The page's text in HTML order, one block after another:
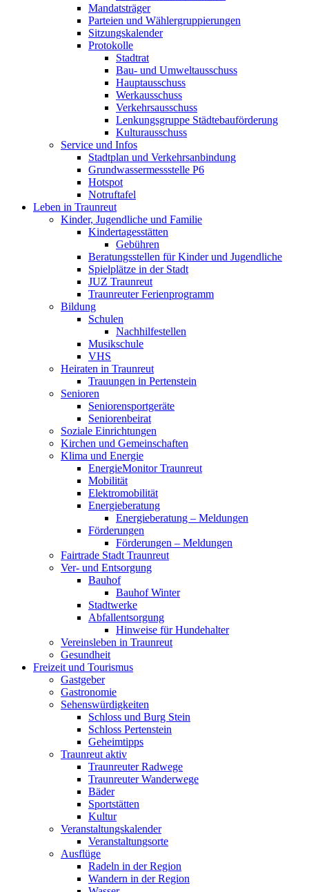
Mandatsträger
Parteien und Wählergruppierungen
Sitzungskalender
Protokolle
Stadtrat
Bau- und Umweltausschuss
Hauptausschuss
Werkausschuss
Verkehrsausschuss
Lenkungsgruppe Städtebauförderung
Kulturausschuss
Service und Infos
Stadtplan und Verkehrsanbindung
Grundwassermessstelle P6
Hotspot
Notruftafel
Leben in Traunreut
Kinder, Jugendliche und Familie
Kindertagesstätten
Gebühren
Beratungsstellen für Kinder und Jugendliche
Spielplätze in der Stadt
JUZ Traunreut
Traunreuter Ferienprogramm
Bildung
Schulen
Nachhilfestellen
Musikschule
VHS
Heiraten in Traunreut
Trauungen in Pertenstein
Senioren
Seniorensportgeräte
Seniorenbeirat
Soziale Einrichtungen
Kirchen und Gemeinschaften
Klima und Energie
EnergieMonitor Traunreut
Mobilität
Elektromobilität
Energieberatung
Energieberatung – Meldungen
Förderungen
Förderungen – Meldungen
Fairtrade Stadt Traunreut
Ver- und Entsorgung
Bauhof
Bauhof Winter
Stadtwerke
Abfallentsorgung
Hinweise für Hundehalter
Vereinsleben in Traunreut
Gesundheit
Freizeit und Tourismus
Gastgeber
Gastronomie
Sehenswürdigkeiten
Schloss und Burg Stein
Schloss Pertenstein
Geheimtipps
Traunreut aktiv
Traunreuter Radwege
Traunreuter Wanderwege
Bäder
Sportstätten
Kultur
Veranstaltungskalender
Veranstaltungsorte
Ausflüge
Radeln in der Region
Wandern in der Region